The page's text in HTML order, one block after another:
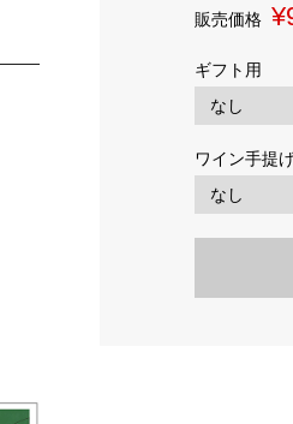
販売価格
ギフト用
ワイン手提